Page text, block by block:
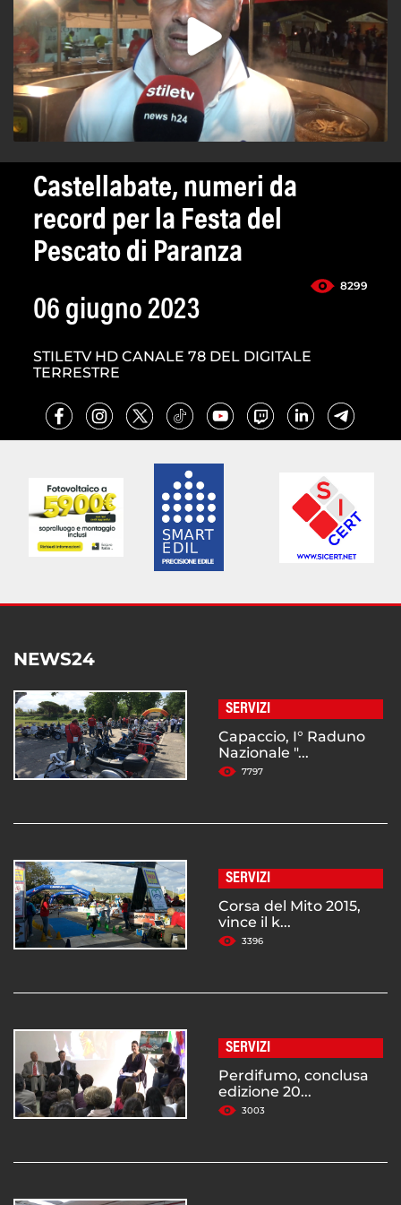
Castellabate, numeri da
record per la Festa del
Pescato di Paranza
8299
06 giugno 2023
STILETV HD CANALE 78 DEL DIGITALE
TERRESTRE
NEWS24
SERVIZI
Capaccio, I° Raduno
Nazionale "...
7797
SERVIZI
Corsa del Mito 2015,
vince il k...
3396
SERVIZI
Perdifumo, conclusa
edizione 20...
3003